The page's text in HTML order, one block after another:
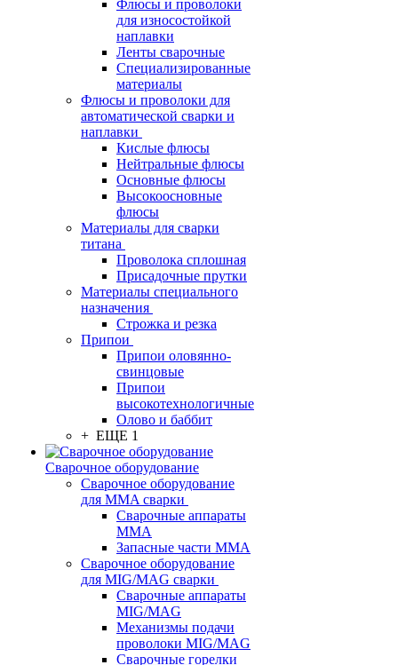
Флюсы и проволоки
для износостойкой
наплавки
Ленты сварочные
Специализированные
материалы
Флюсы и проволоки для
автоматической сварки и
наплавки
Кислые флюсы
Нейтральные флюсы
Основные флюсы
Высокоосновные
флюсы
Материалы для сварки
титана
Проволока сплошная
Присадочные прутки
Материалы специального
назначения
Строжка и резка
Припои
Припои оловянно-
свинцовые
Припои
высокотехнологичные
Олово и баббит
+ ЕЩЕ 1
Сварочное оборудование
Сварочное оборудование
для MMA сварки
Сварочные аппараты
MMA
Запасные части MMA
Сварочное оборудование
для MIG/MAG сварки
Сварочные аппараты
MIG/MAG
Механизмы подачи
проволоки MIG/MAG
Сварочные горелки